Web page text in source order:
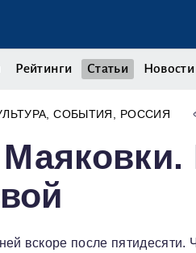
Рейтинги Статьи Новости
СОБЫТИЯ РОССИЯ
вскоре после